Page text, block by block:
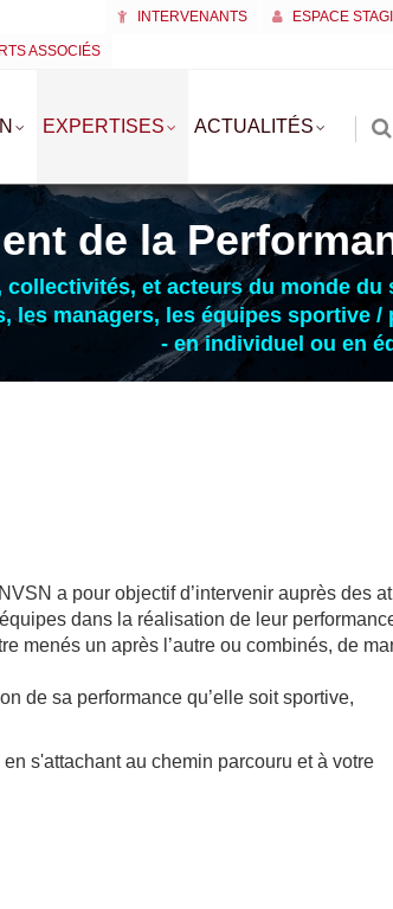
INTERVENANTS ESPACE
ASSOCIÉS
EXPERTISES ACTUALITÉS
de la
et acteurs du monde du
les managers, les équipes sportive /
- en individuel ou en
a pour objectif d’intervenir auprès des
dans la réalisation de leur
menés un après l’autre ou combinés, de
de sa performance qu’elle soit sportive,
s'attachant au chemin parcouru et à votre